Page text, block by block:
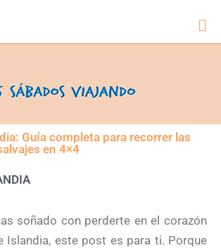
Guía completa para recorrer las
en 4×4
soñado con perderte en el corazón
Islandia, este post es para ti. Porque